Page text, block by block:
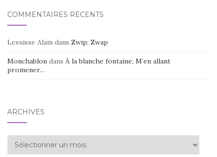
COMMENTAIRES RÉCENTS
Lesuisse Alain dans Zwip, Zwap
Monchablon dans À la blanche fontaine, M’en allant
promener…
ARCHIVES
Archives